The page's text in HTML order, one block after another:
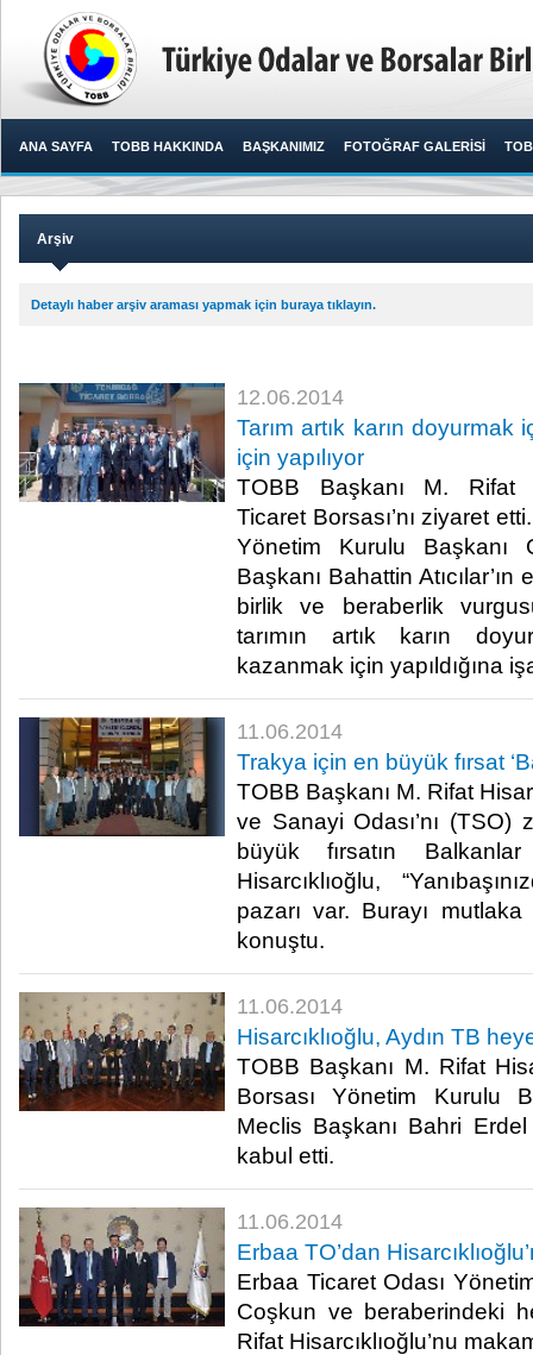
ANA SAYFA TOBB HAKKINDA BAŞKANIMIZ FOTOĞRAF GALERİSİ
Arşiv
Detaylı haber arşiv araması yapmak için buraya tıklayın.
12.06.2014
Tarım artık karın
için yapılıyor
TOBB Başkanı M. Rifat
Ticaret Borsası’nı ziyaret
Yönetim Kurulu Başkanı
Başkanı Bahattin
birlik ve beraberlik
tarımın artık karın
kazanmak için yapıldığına
11.06.2014
Trakya için en büyük fırsat
TOBB Başkanı M. Rifat
ve Sanayi Odası’nı
büyük fırsatın
Hisarcıklıoğlu,
pazarı var. Burayı
konuştu.​
11.06.2014
Hisarcıklıoğlu, Aydın TB
TOBB Başkanı M. Rifat
Borsası Yönetim Kurulu
Meclis Başkanı Bahri
kabul etti.​
11.06.2014
Erbaa TO’dan
Erbaa Ticaret Odası
Coşkun ve beraberindeki
Rifat Hisarcıklıoğlu’nu